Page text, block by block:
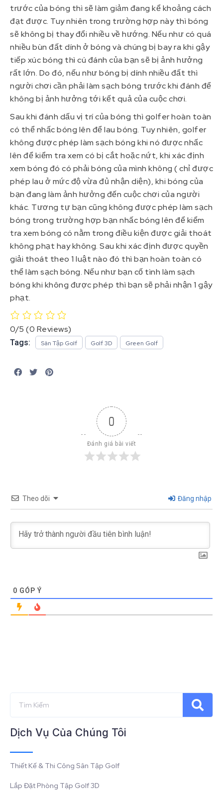
trước của bóng thì sẽ làm giảm đang kể khoảng cách
đạt được. Tuy nhiên trong trường hợp này thì bóng
sẽ không bị thay đổi nhiều về hướng. Nếu như có quá
nhiều bùn đất dính ở bóng và chúng bị bay ra khi gậy
tiếp xúc bóng thì cú đánh của bạn sẽ bị ảnh hưởng
rất lớn. Do đó, nếu như bóng bị dính nhiều đất thì
người chơi cần phải làm sạch bóng trước khi đánh để
không bị ảnh hưởng tới kết quả của cuộc chơi.
Sau khi đánh dấu vị trí của bóng thì golfer hoàn toàn
có thể nhấc bóng lên để lau bóng. Tuy nhiên, golfer
không được phép làm sạch bóng khi nó được nhấc
lên để kiểm tra xem có bị cắt hoặc nứt, khi xác định
xem bóng đó có phải bóng của mình không ( chỉ được
phép lau ở mức độ vừa đủ nhận diện), khi bóng của
bạn đang làm ảnh hưởng đến cuộc chơi của người
khác. Tương tự bạn cũng không được phép làm sạch
bóng trong trường hợp bạn nhấc bóng lên để kiểm
tra xem bóng có nằm trong điều kiện được giải thoát
không phạt hay không. Sau khi xác định được quyền
giải thoát theo 1 luật nào đó thì bạn hoàn toàn có
thể làm sạch bóng. Nếu như bạn cố tình làm sạch
bóng khi không được phép thì bạn sẽ phải nhận 1 gậy
phạt.
0/5 (0 Reviews)
Tags: Sân Tập Golf Golf 3D Green Golf
0
Đánh giá bài viết
Theo dõi Đăng nhập
0 GÓP Ý
Dịch Vụ Của Chúng Tôi
Thiết Kế & Thi Công Sân Tập Golf
Lắp Đặt Phòng Tập Golf 3D